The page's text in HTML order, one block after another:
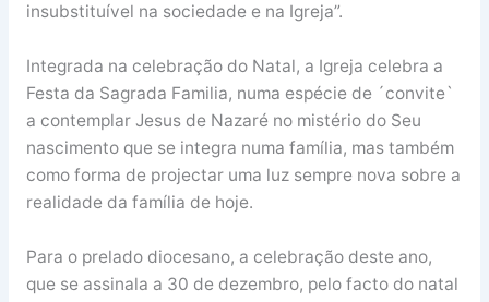
insubstituível na sociedade e na Igreja”.
Integrada na celebração do Natal, a Igreja celebra a
Festa da Sagrada Familia, numa espécie de ´convite`
a contemplar Jesus de Nazaré no mistério do Seu
nascimento que se integra numa família, mas também
como forma de projectar uma luz sempre nova sobre a
realidade da família de hoje.
Para o prelado diocesano, a celebração deste ano,
que se assinala a 30 de dezembro, pelo facto do natal